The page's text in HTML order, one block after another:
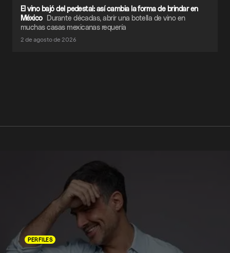
El vino bajó del pedestal: así cambia la forma de brindar en
México Durante décadas, abrir una botella de vino en
muchas casas mexicanas requería
2 de agosto de 2026
PERFILES